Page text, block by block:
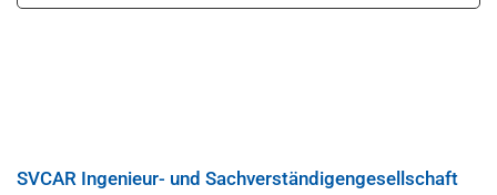
SVCAR Ingenieur- und Sachverständigengesellschaft